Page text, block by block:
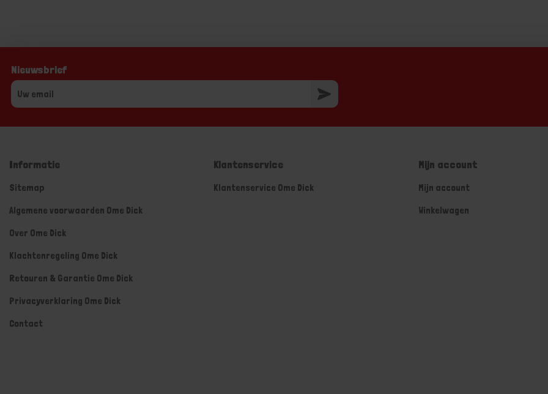
Nieuwsbrief
Informatie
Sitemap
Algemene voorwaarden Ome Dick
Over Ome Dick
Klachtenregeling Ome Dick
Retouren & Garantie Ome Dick
Privacyverklaring Ome Dick
Contact
Klantenservice
Klantenservice Ome Dick
Mijn account
Mijn account
Winkelwagen